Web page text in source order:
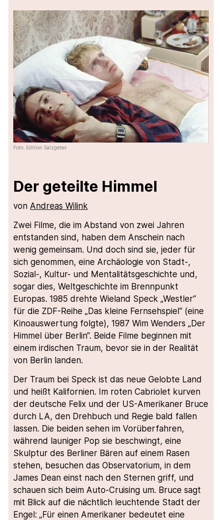
Foto: Edition Salzgeber
Der geteilte Himmel
vonAndreas Wilink
Zwei Filme, die im Abstand von zwei Jahren
entstanden sind, haben dem Anschein nach
wenig gemeinsam. Und doch sind sie, jeder für
sich genommen, eine Archäologie von Stadt-,
Sozial-, Kultur- und Mentalitätsgeschichte und,
sogar dies, Weltgeschichte im Brennpunkt
Europas. 1985 drehte Wieland Speck „Westler“
für die ZDF-Reihe „Das kleine Fernsehspiel“ (eine
Kinoauswertung folgte), 1987 Wim Wenders „Der
Himmel über Berlin“. Beide Filme beginnen mit
einem irdischen Traum, bevor sie in der Realität
von Berlin landen.
Der Traum bei Speck ist das neue Gelobte Land
und heißt Kalifornien. Im roten Cabriolet kurven
der deutsche Felix und der US-Amerikaner Bruce
durch LA, den Drehbuch und Regie bald fallen
lassen. Die beiden sehen im Vorüberfahren,
während launiger Pop sie beschwingt, eine
Skulptur des Berliner Bären auf einem Rasen
stehen, besuchen das Observatorium, in dem
James Dean einst nach den Sternen griff, und
schauen sich beim Auto-Cruising um. Bruce sagt
mit Blick auf die nächtlich leuchtende Stadt der
Engel: „Für einen Amerikaner bedeutet eine